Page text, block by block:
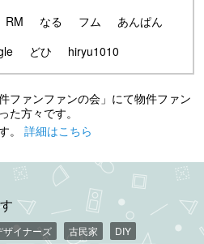
RM なる フム
あんぱん
どひ hiryu1010
ファンファンの会」にて物件ファン
方々です。
。 詳細はこちら
ザイナーズ 古民家
DIY